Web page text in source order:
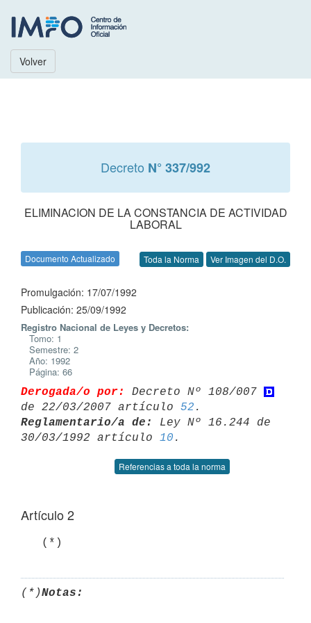
Volver
Decreto N° 337/992
ELIMINACION DE LA CONSTANCIA DE ACTIVIDAD
LABORAL
Documento Actualizado Toda la Norma Ver Imagen del D.O.
Promulgación: 17/07/1992
Publicación: 25/09/1992
Registro Nacional de Leyes y Decretos:
Tomo: 1
Semestre: 2
Año: 1992
Página: 66
Derogada/o por:
Decreto Nº 108/007
de 22/03/2007 artículo 52
Reglamentario/a de:
Ley Nº 16.244 de
30/03/1992 artículo 10
Referencias a toda la norma
Artículo 2
   (*)
(*)Notas: